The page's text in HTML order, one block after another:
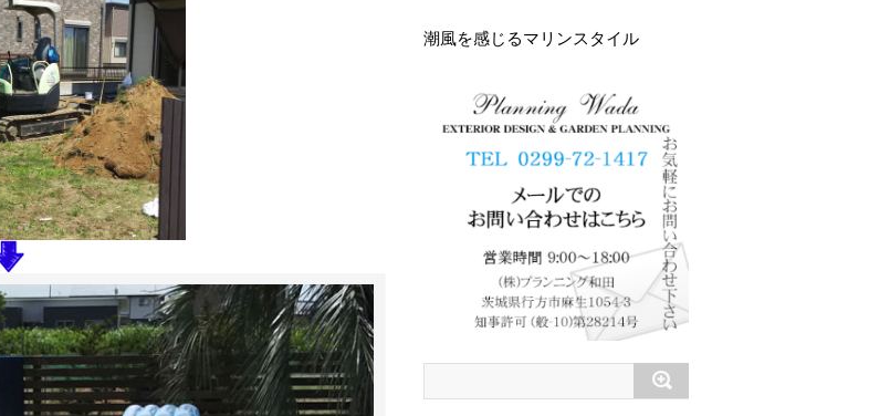
潮風を感じるマリンスタイル